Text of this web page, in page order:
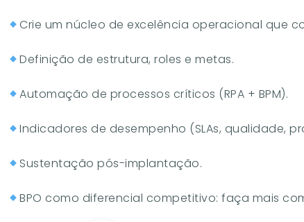
Crie um núcleo de excelência operacional que
Definição de estrutura, roles e metas.
Automação de processos críticos (RPA + BPM).
Indicadores de desempenho (SLAs, qualidade,
Sustentação pós-implantação.
BPO como diferencial competitivo: faça mais